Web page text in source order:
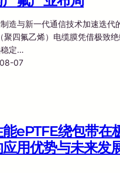
造与新一代通信技术加速迭代
聚四氟乙烯）电缆膜凭借极致绝
定…
07
ePTFE绕包带在
用优势与未来发